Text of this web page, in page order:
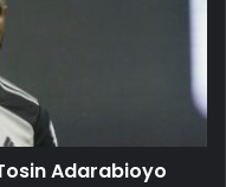
Adarabioyo